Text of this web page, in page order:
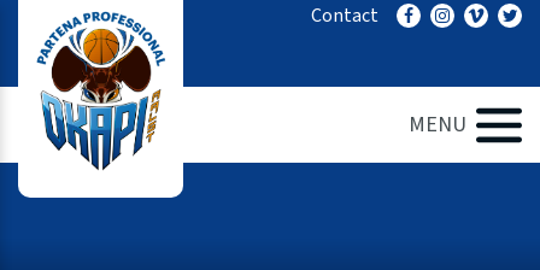
inhoud
Contact
MENU